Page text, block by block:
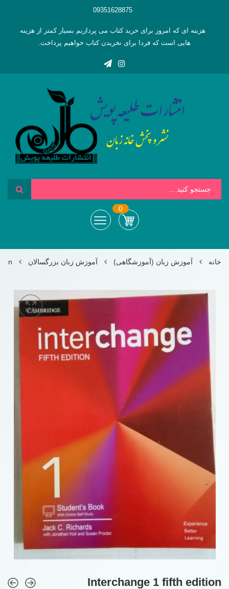
09351628875
هزینه ای که امروز برای خرید کتاب می پردازیم بسیار کمتر از هزینه
هایی است که فردا برای نخریدن کتاب خواهیم پرداخت.
0
خانه آموزش زبان (آموزشگاهی) آموزش زبان بزرگسالان
Interchange 1 fifth edition